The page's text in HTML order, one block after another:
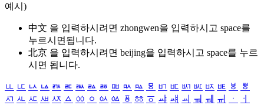
예시)
中文 을 입력하시려면 zhongwen을 입력하시고 space를
누르시면됩니다.
北京 을 입력하시려면 beijing을 입력하시고 space를 누르
시면 됩니다.
ㅥ ㅦ ㅧ ㅨ ㅩ ㅪ ㅫ ㅬ ㅭ ㅮ ㅯ ㅰ ㅱ ㅲ ㅳ ㅴ ㅵ ㅶ ㅷ ㅸ
ㅹ
ㅺ ㅻ ㅼ ㅽ ㅾ ㅿ ㆀ ㆁ ㆂ ㆃ ㆄ ㆅ ㆆ ㆇ ㆈ ㆉ ㆊ ㆋ ㆌ ㆍ
ㆎ